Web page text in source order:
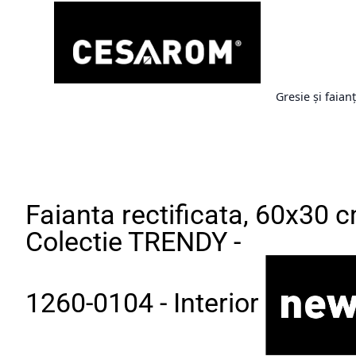
Gresie și
Faianta rectificata, 60x30
Colectie TRENDY -
1260-0104 - Interior